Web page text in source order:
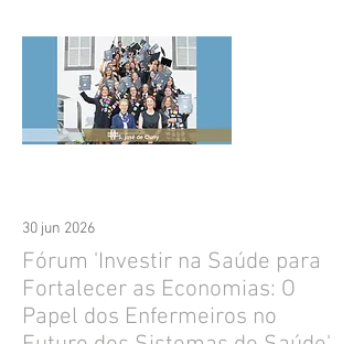
30 jun 2026
Fórum 'Investir na Saúde para
Fortalecer as Economias: O
Papel dos Enfermeiros no